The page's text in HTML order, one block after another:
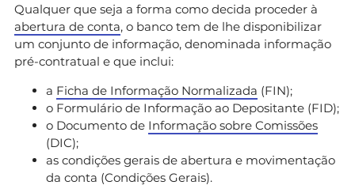
Qualquer que seja a forma como decida proceder à
abertura de conta, o banco tem de lhe disponibilizar
um conjunto de informação, denominada informação
pré-contratual e que inclui:
a Ficha de Informação Normalizada (FIN);
o Formulário de Informação ao Depositante (FID);
o Documento de Informação sobre Comissões
(DIC);
as condições gerais de abertura e movimentação
da conta (Condições Gerais).